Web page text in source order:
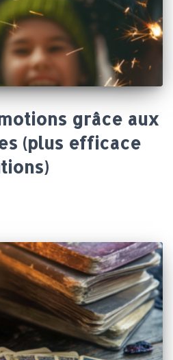
grâce aux
(plus efficace